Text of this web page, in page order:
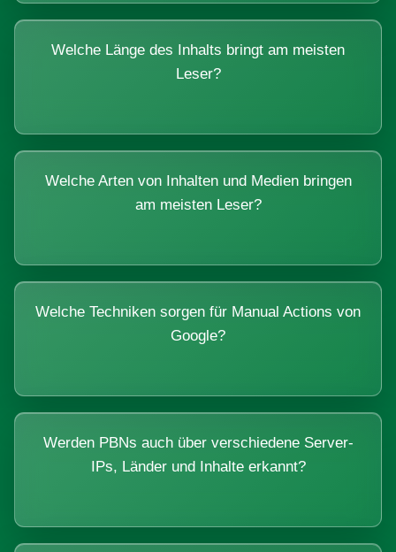
Welche Länge des Inhalts bringt am meisten
Leser?
Welche Arten von Inhalten und Medien bringen
am meisten Leser?
Welche Techniken sorgen für Manual Actions von
Google?
Werden PBNs auch über verschiedene Server-
IPs, Länder und Inhalte erkannt?